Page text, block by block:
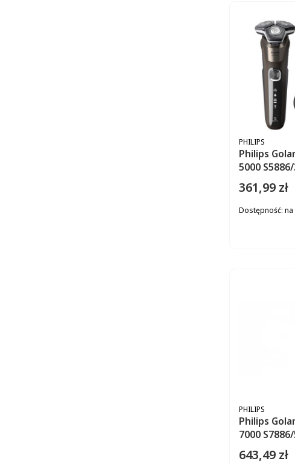
Philips
5000
PRODUCENT
PHILIPS
Cena
361,99 zł
Dostępność: na
Philips
7000
PRODUCENT
PHILIPS
Cena
643,49 zł